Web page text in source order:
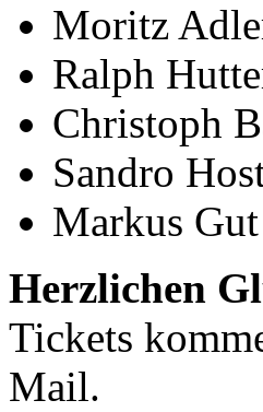
Moritz
Ralph
Christoph
Sandro
Markus
Herzlichen
Tickets
Mail.